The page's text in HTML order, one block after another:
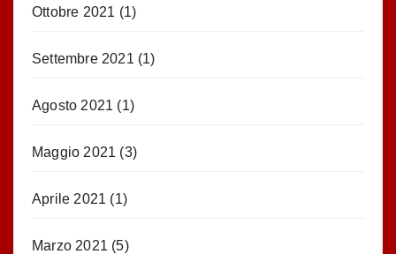
Ottobre 2021 (1)
Settembre 2021 (1)
Agosto 2021 (1)
Maggio 2021 (3)
Aprile 2021 (1)
Marzo 2021 (5)